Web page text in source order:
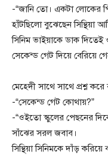
-“জানি তো। একটা লোকের
হাঁটছিলো বুঝেছেন সিন্থিয়া
সিনিম ভাইয়াকে ডাক
সেকেন্ড গেট দিয়ে বেরিয়ে
মেহেদী সাথে সাথে প্রশ্ন
-“সেকেন্ড গেট কোথায়?”
-“ওইতো স্কুলের পেছনের
সাঁঝের সরল জবাব।
সিন্থিয়া সিনিমকে দাঁড়